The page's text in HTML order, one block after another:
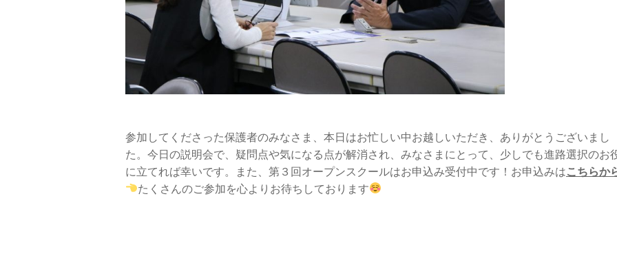
参加してくださった保護者のみなさま、本日はお忙しい中お越しいただき、ありがとうございまし
た。今日の説明会で、疑問点や気になる点が解消され、みなさまにとって、少しでも進路選択のお
に立てれば幸いです。また、第３回オープンスクールはお申込み受付中です！お申込みはこちらか
たくさんのご参加を心よりお待ちしております